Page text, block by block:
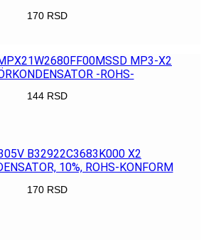
170 RSD
MP3-X2
-ROHS-
144 RSD
B32922C3683K000 X2
10%, ROHS-KONFORM
170 RSD